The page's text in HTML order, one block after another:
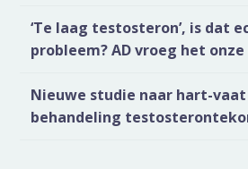
‘Te laag testosteron’, is dat
probleem? AD vroeg het
Nieuwe studie naar hart-vaat
behandeling